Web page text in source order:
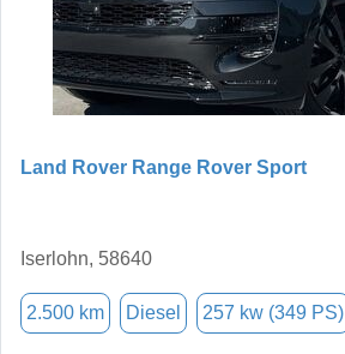
Land Rover Range Rover Sport
Iserlohn, 58640
2.500 km Diesel 257 kw (349 PS)